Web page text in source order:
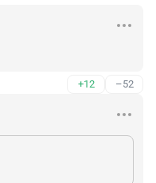
+12 –52